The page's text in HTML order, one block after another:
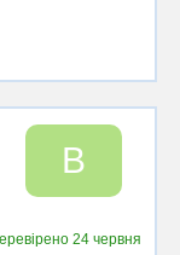
B
24 червня